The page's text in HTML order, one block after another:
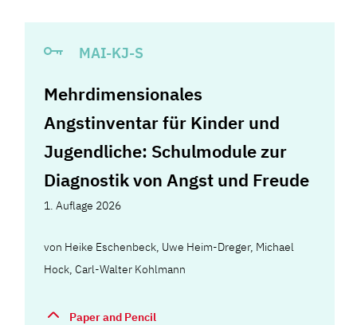
MAI-KJ-S
Mehrdimensionales
Angstinventar für Kinder und
Jugendliche: Schulmodule zur
Diagnostik von Angst und Freude
1. Auflage 2026
von Heike Eschenbeck, Uwe Heim-Dreger, Michael
Hock,Carl-Walter Kohlmann
Paper and Pencil